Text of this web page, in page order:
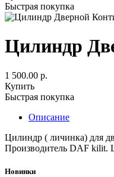
Быстрая покупка
Цилиндр
1 500.00 р.
Купить
Быстрая покупка
Описание
Цилиндр ( личинка) для
Производитель DAF kilit.
Новинки